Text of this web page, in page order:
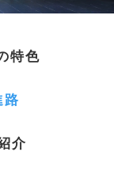
特色
路
介